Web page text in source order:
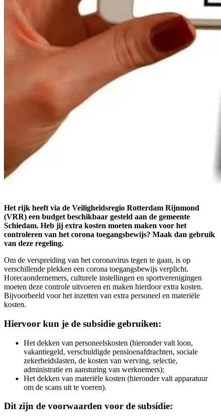
Het rijk heeft via de Veiligheidsregio Rotterdam Rijnmond
(VRR) een budget beschikbaar gesteld aan de gemeente
Schiedam. Heb jij extra kosten moeten maken voor het
controleren van het corona toegangsbewijs? Maak dan gebruik
van deze regeling.
Om de verspreiding van het coronavirus tegen te gaan, is op
verschillende plekken een corona toegangsbewijs verplicht.
Horecaondernemers, culturele instellingen en sportverenigingen
moeten deze controle uitvoeren en maken hierdoor extra kosten.
Bijvoorbeeld voor het inzetten van extra personeel en materiële
kosten.
Hiervoor kun je de subsidie gebruiken:
Het dekken van personeelskosten (hieronder valt loon,
vakantiegeld, verschuldigde pensioenafdrachten, sociale
zekerheidslasten, de kosten van werving, selectie,
administratie en aansturing van werknemers);
Het dekken van materiële kosten (hieronder valt apparatuur
om de scans uit te voeren).
Dit zijn de voorwaarden voor de subsidie: